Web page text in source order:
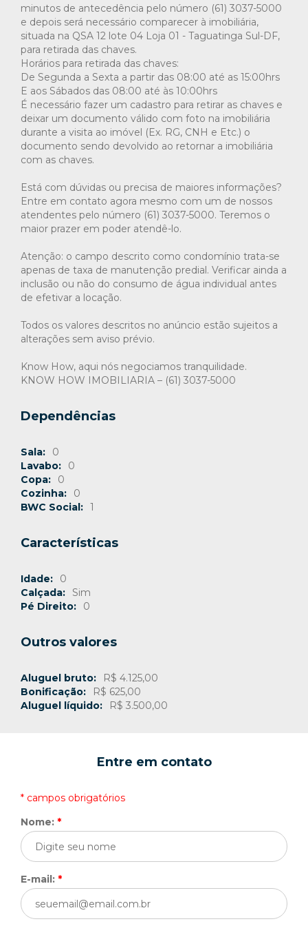
minutos de antecedência pelo número (61) 3037-5000
e depois será necessário comparecer à imobiliária,
situada na QSA 12 lote 04 Loja 01 - Taguatinga Sul-DF,
para retirada das chaves.
Horários para retirada das chaves:
De Segunda a Sexta a partir das 08:00 até as 15:00hrs
E aos Sábados das 08:00 até às 10:00hrs
É necessário fazer um cadastro para retirar as chaves e
deixar um documento válido com foto na imobiliária
durante a visita ao imóvel (Ex. RG, CNH e Etc.) o
documento sendo devolvido ao retornar a imobiliária
com as chaves.
Está com dúvidas ou precisa de maiores informações?
Entre em contato agora mesmo com um de nossos
atendentes pelo número (61) 3037-5000. Teremos o
maior prazer em poder atendê-lo.
Atenção: o campo descrito como condomínio trata-se
apenas de taxa de manutenção predial. Verificar ainda a
inclusão ou não do consumo de água individual antes
de efetivar a locação.
Todos os valores descritos no anúncio estão sujeitos a
alterações sem aviso prévio.
Know How, aqui nós negociamos tranquilidade.
KNOW HOW IMOBILIARIA – (61) 3037-5000
Dependências
Sala:
0
Lavabo:
0
Copa:
0
Cozinha:
0
BWC Social: 1
Características
Idade:
0
Calçada:
Sim
Pé Direito:
0
Outros valores
Aluguel bruto:
R$ 4.125,00
Bonificação:
R$ 625,00
Aluguel líquido:
R$ 3.500,00
Entre em contato
* campos obrigatórios
Nome: *
E-mail: *